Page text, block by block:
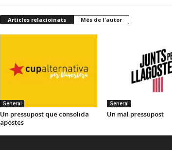
Articles relacioinats Més de l'autor
General
Un pressupost que consolida
apostes
General
Un mal pressupost